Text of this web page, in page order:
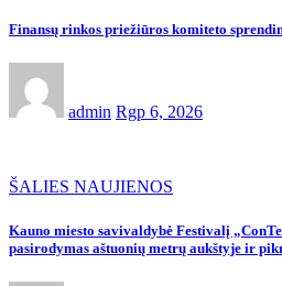
Finansų rinkos priežiūros komiteto
admin Rgp 6, 2026
ŠALIES NAUJIENOS
Kauno miesto savivaldybė Festivalį
pasirodymas aštuonių metrų aukštyje ir